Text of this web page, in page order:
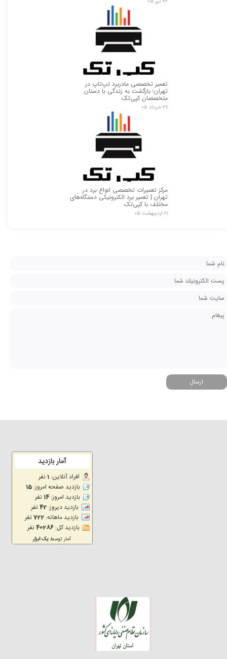
تعمیر تخصصی مادربرد لپ‌تاپ در
تهران؛ بازگشت به زندگی با دستان
متخصصان کپی‌تک
۲۹ خرداد ۰۵
مرکز تعمیرات تخصصی انواع برد در
تهران | تعمیر برد الکترونیکی دستگاه‌های
مختلف با کپی‌تک
۲۱ اردیبهشت ۰۵
ارسال